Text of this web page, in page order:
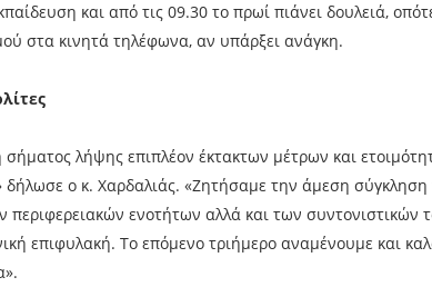
και από τις 09.30 το πρωί πιάνει δουλειά,
στα κινητά τηλέφωνα, αν υπάρξει ανάγκη.
λήψης επιπλέον έκτακτων μέτρων και
δήλωσε ο κ. Χαρδαλιάς. «Ζητήσαμε την άμεση
περιφερειακών ενοτήτων αλλά και των
επιφυλακή. Το επόμενο τριήμερο αναμένουμε και